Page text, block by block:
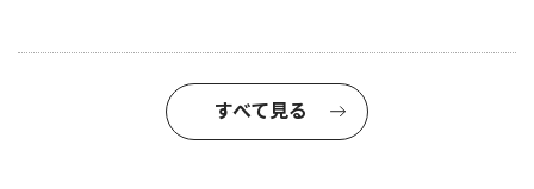
すべて見る